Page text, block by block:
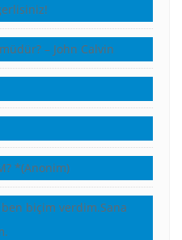
– John Calvin
*(Anonim)
biçim verdim.Sana